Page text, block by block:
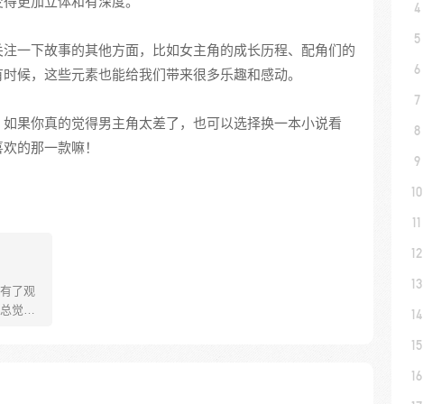
一下故事的其他方面，比如女主角的成长历程、配角们的
候，这些元素也能给我们带来很多乐趣和感动。
果你真的觉得男主角太差了，也可以选择换一本小说看
的那一款嘛！
了观
觉得
4
5
6
7
8
9
10
11
12
13
14
15
16